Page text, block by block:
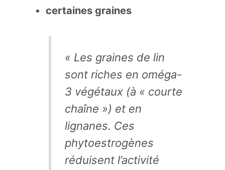
certaines graines
« Les graines de lin
sont riches en oméga-
3 végétaux (à « courte
chaîne ») et en
lignanes. Ces
phytoestrogènes
réduisent l’activité